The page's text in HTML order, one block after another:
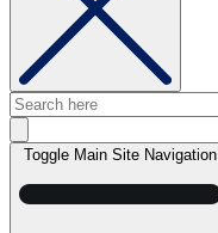
Toggle Main Site Navigation